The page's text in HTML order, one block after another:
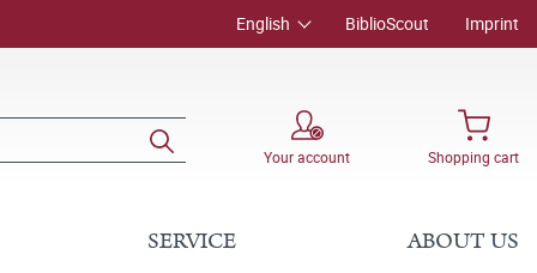
English BiblioScout Imprint
Your account Shopping cart
SERVICE ABOUT US